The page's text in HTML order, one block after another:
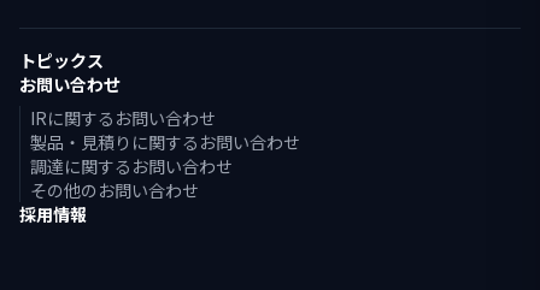
トピックス
お問い合わせ
IRに関するお問い合わせ
製品・見積りに関するお問い合わせ
調達に関するお問い合わせ
その他のお問い合わせ
採用情報